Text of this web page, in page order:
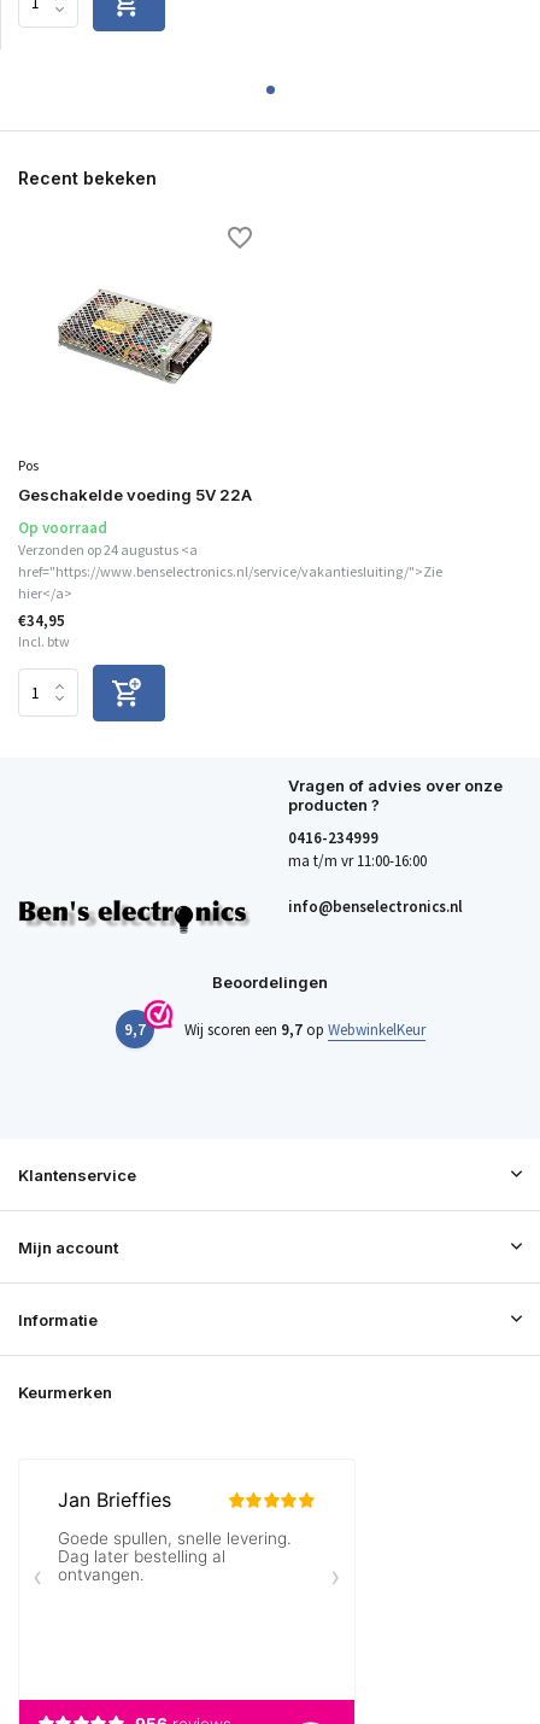
Recent bekeken
Pos
Geschakelde voeding 5V 22A
Op voorraad
Verzonden op 24 augustus <a
href="https://www.benselectronics.nl/service/vakantiesluiting/">Zie
hier</a>
€34,95
Incl. btw
Vragen of advies over onze
producten ?
0416-234999
ma t/m vr 11:00-16:00
info@benselectronics.nl
Beoordelingen
9,7 Wij scoren een 9,7op WebwinkelKeur
Klantenservice
Mijn account
Informatie
Keurmerken